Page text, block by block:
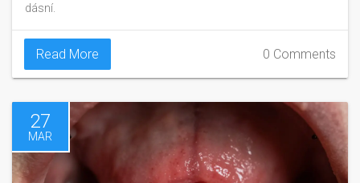
dásní.
Read More 0 Comments
27
MAR